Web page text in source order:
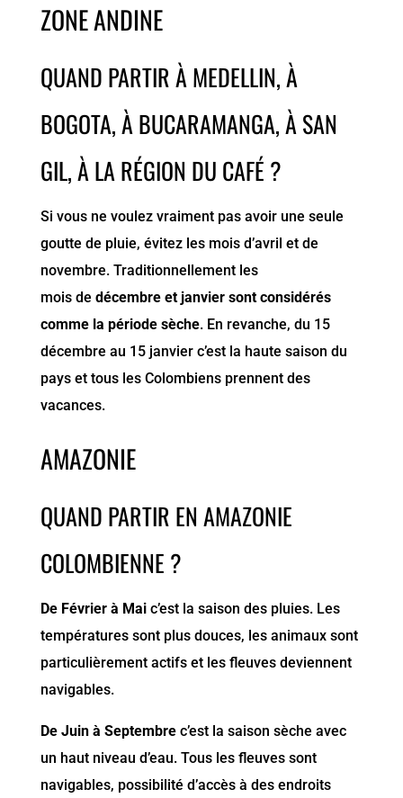
ZONE ANDINE
QUAND PARTIR À MEDELLIN, À
BOGOTA, À BUCARAMANGA, À SAN
GIL, À LA RÉGION DU CAFÉ ?
Si vous ne voulez vraiment pas avoir une seule
goutte de pluie, évitez les mois d’avril et de
novembre. Traditionnellement les
mois de décembre et janvier sont considérés
comme la période sèche. En revanche, du 15
décembre au 15 janvier c’est la haute saison du
pays et tous les Colombiens prennent des
vacances.
AMAZONIE
QUAND PARTIR EN AMAZONIE
COLOMBIENNE ?
De Février à Mai c’est la saison des pluies. Les
températures sont plus douces, les animaux sont
particulièrement actifs et les fleuves deviennent
navigables.
De Juin à Septembrec’est la saison sèche avec
un haut niveau d’eau. Tous les fleuves sont
navigables, possibilité d’accès à des endroits